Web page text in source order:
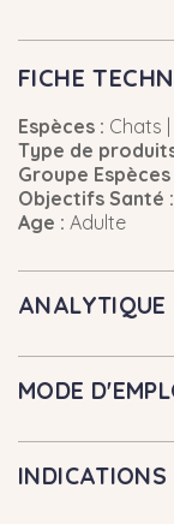
FICHE
Espèces : Chats
Type de
Groupe Espèces
Objectifs Santé :
Age : Adulte
ANALYTIQUE
MODE
INDICATIONS